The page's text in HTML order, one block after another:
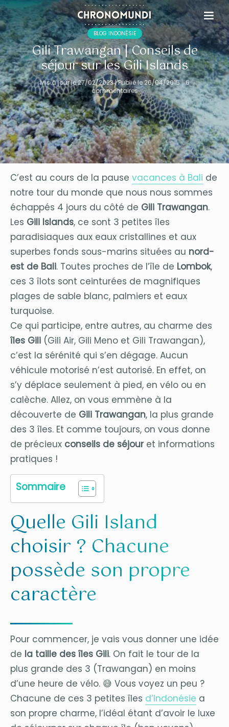
BLOG INDONÉSIE
Gili Trawangan | Conseils de
séjour sur les Gili Islands
Mis à jour le 27/02/2023 | Publié le 26/04/2015
6
commentaires
C’est au cours de la pause vacances à Bali de
notre tour du monde que nous nous sommes
échappés 4 jours du côté de Gili Trawangan.
Les Gili Islands, ce sont 3 petites îles
paradisiaques aux eaux cristallines et aux
superbes fonds sous-marins situées au nord-
est de Bali. Toutes proches de l’île de Lombok,
ces 3 îlots sont ceinturées de magnifiques
plages de sable blanc, palmiers et eaux
turquoise.
Ce qui participe, entre autres, au charme des
îles Gili (Gili Air, Gili Meno et Gili Trawangan),
c’est la sérénité qui s’en dégage. Aucun
véhicule motorisé n’est autorisé. En effet, on
s’y déplace seulement à pied, en vélo ou en
calèche. Allez, on vous emmène à la
découverte de Gili Trawangan, la plus grande
des 3 îles. Et comme toujours, on vous donne
de précieux conseils de séjouret informations
pratiques !
Sommaire
Quelle Gili Island
choisir ? Chacune
possède son propre
caractère
Pour commencer, je vais vous donner une idée
de la taille des îles Gili. On fait le tour de la
plus grande des 3 (Trawangan) en moins
d’une heure de vélo. 😅 Vous voyez un peu ?
Chacune de ces 3 petites îles d’Indonésie a
son propre charme, l’idéal étant d’avoir le luxe